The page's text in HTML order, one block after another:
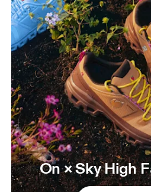
On × Sky High